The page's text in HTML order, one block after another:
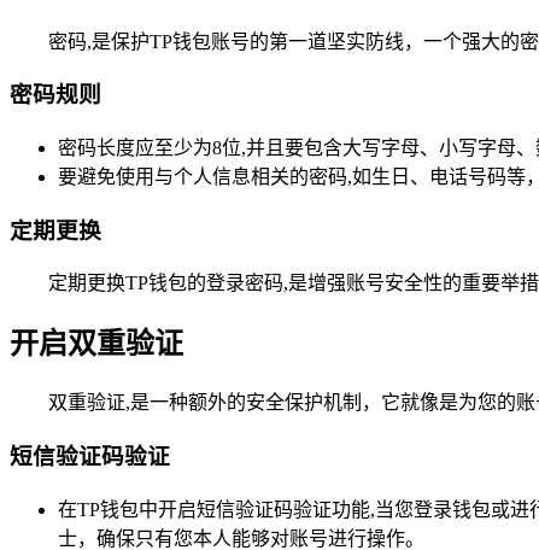
密码,是保护TP钱包账号的第一道坚实防线，一个强大的
密码规则
密码长度应至少为8位,并且要包含大写字母、小写字母
要避免使用与个人信息相关的密码,如生日、电话号码等
定期更换
定期更换TP钱包的登录密码,是增强账号安全性的重要举
开启双重验证
双重验证,是一种额外的安全保护机制，它就像是为您的
短信验证码验证
在TP钱包中开启短信验证码验证功能,当您登录钱包或
士，确保只有您本人能够对账号进行操作。